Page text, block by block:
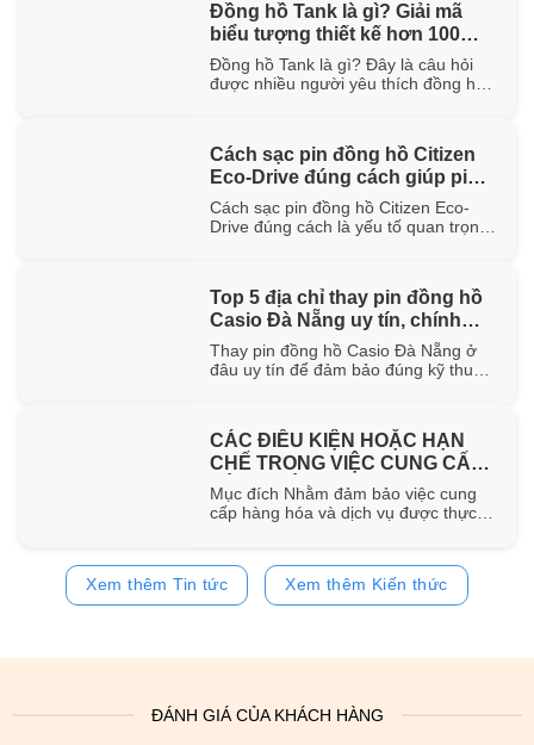
Đồng hồ Tank là gì? Giải mã
biểu tượng thiết kế hơn 100
năm tuổi
Đồng hồ Tank là gì? Đây là câu hỏi
được nhiều người yêu thích đồng hồ
hơn 100 năm trong ngành chế tác.
Trong bài viết này, WatchStore sẽ
giúp bạn khám phá nguồn gốc ra đời,
đặc điểm [...]
Cách sạc pin đồng hồ Citizen
Eco-Drive đúng cách giúp pin
bền lâu
Cách sạc pin đồng hồ Citizen Eco-
Drive đúng cách là yếu tố quan trọng
bên trong đồng hồ. Trong bài viết này,
WatchStore sẽ hướng dẫn chi tiết các
phương pháp sạc bằng ánh sáng mặt
trời, ánh [...]
Top 5 địa chỉ thay pin đồng hồ
Casio Đà Nẵng uy tín, chính
hãng
Thay pin đồng hồ Casio Đà Nẵng ở
đâu uy tín để đảm bảo đúng kỹ thuật
thay pin Casio đáng tin cậy tại Đà
Nẵng, đồng thời chia sẻ quy trình
thay pin và bảng giá tham [...]
CÁC ĐIỀU KIỆN HOẶC HẠN
CHẾ TRONG VIỆC CUNG CẤP
HÀNG HÓA, DỊCH VỤ
Mục đích Nhằm đảm bảo việc cung
cấp hàng hóa và dịch vụ được thực
khách hàng, website
https://www.watchstore.vn công bố
các điều kiện và giới hạn áp dụng đối
Xem thêm Tin tức Xem thêm Kiến thức
ĐÁNH GIÁ CỦA KHÁCH HÀNG